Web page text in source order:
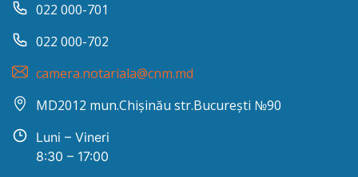
022 000-701
022 000-702
camera.notariala@cnm.md
MD2012 mun.Chișinău str.București №90
Luni – Vineri
8:30 – 17:00